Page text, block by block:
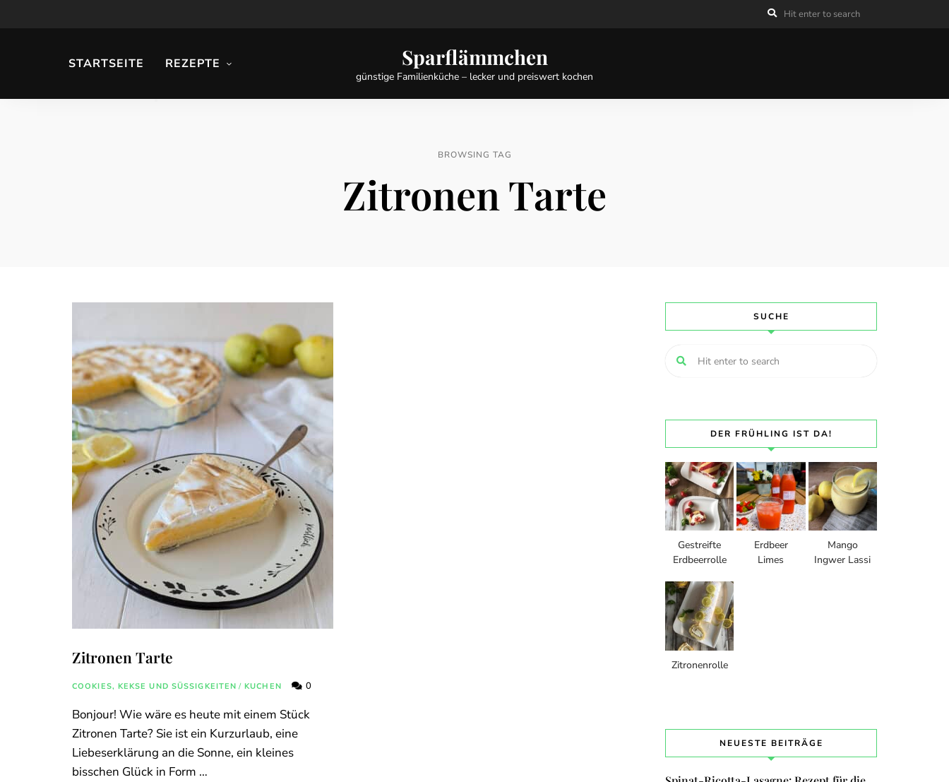
Sparflämmchen
günstige Familienküche – lecker und preiswert kochen
STARTSEITE REZEPTE
BROWSING TAG
Zitronen Tarte
Zitronen Tarte
COOKIES, KEKSE UND SÜSSIGKEITEN / KUCHEN 0
Bonjour! Wie wäre es heute mit einem Stück
Zitronen Tarte? Sie ist ein Kurzurlaub, eine
Liebeserklärung an die Sonne, ein kleines
bisschen Glück in Form …
SUCHE
DER FRÜHLING IST DA!
Gestreifte
Erdbeerrolle
Erdbeer
Limes
Mango
Ingwer Lassi
Zitronenrolle
NEUESTE BEITRÄGE